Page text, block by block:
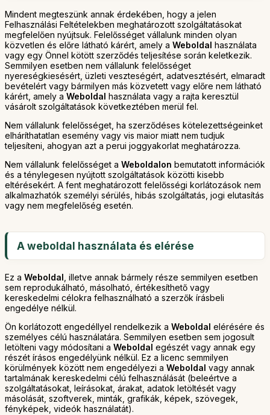
Mindent megteszünk annak érdekében, hogy a jelen
Felhasználási Feltételekben meghatározott szolgáltatásokat
megfelelően nyújtsuk. Felelősséget vállalunk minden olyan
közvetlen és előre látható kárért, amely a Weboldal használata
vagy egy Önnel kötött szerződés teljesítése során keletkezik.
Semmilyen esetben nem vállalunk felelősséget
nyereségkiesésért, üzleti veszteségért, adatvesztésért, elmaradt
bevételért vagy bármilyen más közvetett vagy előre nem látható
kárért, amely a Weboldal használata vagy a rajta keresztül
vásárolt szolgáltatások következtében merül fel.
Nem vállalunk felelősséget, ha szerződéses kötelezettségeinket
elháríthatatlan esemény vagy vis maior miatt nem tudjuk
teljesíteni, ahogyan azt a perui joggyakorlat meghatározza.
Nem vállalunk felelősséget a Weboldalon bemutatott információk
és a ténylegesen nyújtott szolgáltatások közötti kisebb
eltérésekért. A fent meghatározott felelősségi korlátozások nem
alkalmazhatók személyi sérülés, hibás szolgáltatás, jogi elutasítás
vagy nem megfelelőség esetén.
A weboldal használata és elérése
Ez a Weboldal , illetve annak bármely része semmilyen esetben
sem reprodukálható, másolható, értékesíthető vagy
kereskedelmi célokra felhasználható a szerzők írásbeli
engedélye nélkül.
Ön korlátozott engedéllyel rendelkezik a Weboldal elérésére és
személyes célú használatára. Semmilyen esetben sem jogosult
letölteni vagy módosítani a Weboldal egészét vagy annak egy
részét írásos engedélyünk nélkül. Ez a licenc semmilyen
körülmények között nem engedélyezi a Weboldal vagy annak
tartalmának kereskedelmi célú felhasználását (beleértve a
szolgáltatásokat, leírásokat, árakat, adatok letöltését vagy
másolását, szoftverek, minták, grafikák, képek, szövegek,
fényképek, videók használatát).